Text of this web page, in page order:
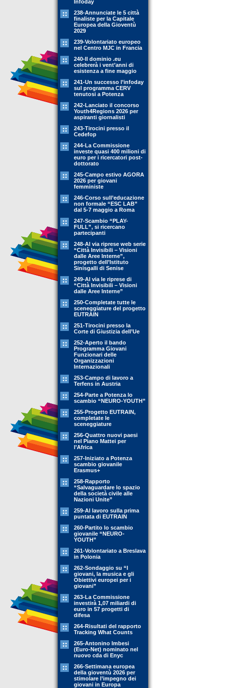
Infoday
238-Annunciate le 5 città
finaliste per la Capitale
Europea della Gioventù
2029
239-Volontariato europeo
nel Centro MJC in Francia
240-Il dominio .eu
celebrerà i vent’anni di
esistenza a fine maggio
241-Un successo l’infoday
sul programma CERV
tenutosi a Potenza
242-Lanciato il concorso
Youth4Regions 2026 per
aspiranti giornalisti
243-Tirocini presso il
Cedefop
244-La Commissione
investe quasi 400 milioni di
euro per i ricercatori post-
dottorato
245-Campo estivo AGORA
2026 per giovani
femministe
246-Corso sull’educazione
non formale “ESC LAB”
dal 5-7 maggio a Roma
247-Scambio “PLAY-
FULL”, si ricercano
partecipanti
248-Al via riprese web serie
“Città Invisibili – Visioni
dalle Aree Interne”,
progetto dell’Istituto
Sinisgalli di Senise
249-Al via le riprese di
“Città Invisibili – Visioni
dalle Aree Interne”
250-Completate tutte le
sceneggiature del progetto
EUTRAIN
251-Tirocini presso la
Corte di Giustizia dell’Ue
252-Aperto il bando
Programma Giovani
Funzionari delle
Organizzazioni
Internazionali
253-Campo di lavoro a
Terfens in Austria
254-Parte a Potenza lo
scambio “NEURO-YOUTH”
255-Progetto EUTRAIN,
completate le
sceneggiature
256-Quattro nuovi paesi
nel Piano Mattei per
l’Africa
257-Iniziato a Potenza
scambio giovanile
Erasmus+
258-Rapporto
“Salvaguardare lo spazio
della società civile alle
Nazioni Unite”
259-Al lavoro sulla prima
puntata di EUTRAIN
260-Partito lo scambio
giovanile “NEURO-
YOUTH”
261-Volontariato a Breslava
in Polonia
262-Sondaggio su “I
giovani, la musica e gli
Obiettivi europei per i
giovani”
263-La Commissione
investirà 1,07 miliardi di
euro in 57 progetti di
difesa
264-Risultati del rapporto
Tracking What Counts
265-Antonino Imbesi
(Euro-Net) nominato nel
nuovo cda di Enyc
266-Settimana europea
della gioventù 2026 per
stimolare l’impegno dei
giovani in Europa